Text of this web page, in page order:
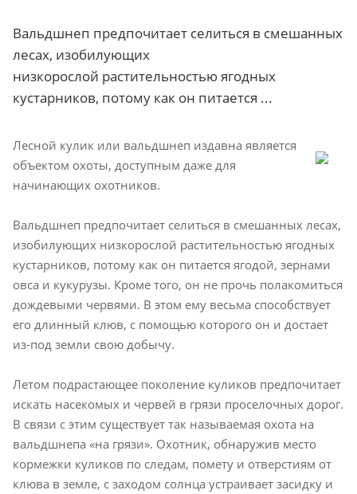
Вальдшнеп предпочитает селиться в смешанных
лесах, изобилующих
низкорослой растительностью ягодных
кустарников, потому как он питается ...
Лесной кулик или вальдшнеп издавна является
объектом охоты, доступным даже для
начинающих охотников.
Вальдшнеп предпочитает селиться в смешанных лесах,
изобилующих низкорослой растительностью ягодных
кустарников, потому как он питается ягодой, зернами
овса и кукурузы. Кроме того, он не прочь полакомиться
дождевыми червями. В этом ему весьма способствует
его длинный клюв, с помощью которого он и достает
из-под земли свою добычу.
Летом подрастающее поколение куликов предпочитает
искать насекомых и червей в грязи проселочных дорог.
В связи с этим существует так называемая охота на
вальдшнепа «на грязи». Охотник, обнаружив место
кормежки куликов по следам, помету и отверстиям от
клюва в земле, с заходом солнца устраивает засидку и